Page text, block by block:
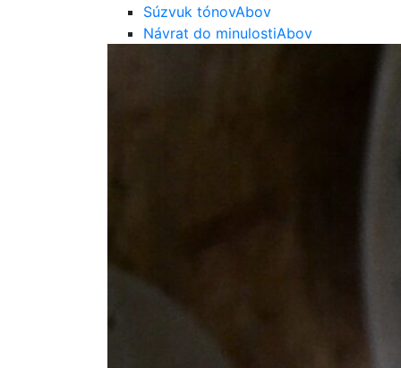
Súzvuk tónovAbov
Návrat do minulostiAbov